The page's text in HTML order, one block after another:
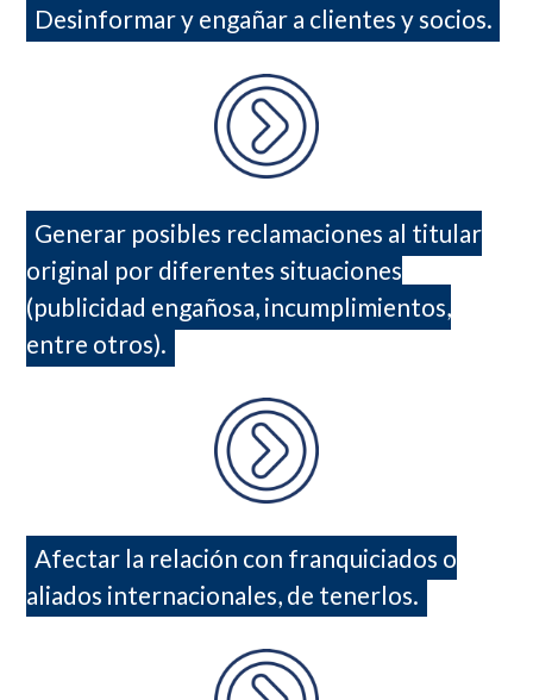
Desinformar y engañar a clientes y socios.
Generar posibles reclamaciones al titular
original por diferentes situaciones
(publicidad engañosa, incumplimientos,
entre otros).
Afectar la relación con franquiciados o
aliados internacionales, de tenerlos.